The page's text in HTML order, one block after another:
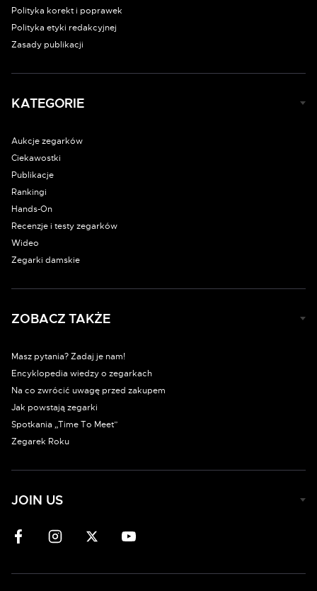
Polityka korekt i poprawek
Polityka etyki redakcyjnej
Zasady publikacji
KATEGORIE
Aukcje zegarków
Ciekawostki
Publikacje
Rankingi
Hands-On
Recenzje i testy zegarków
Wideo
Zegarki damskie
ZOBACZ TAKŻE
Masz pytania? Zadaj je nam!
Encyklopedia wiedzy o zegarkach
Na co zwrócić uwagę przed zakupem
Jak powstają zegarki
Spotkania „Time To Meet”
Zegarek Roku
JOIN US